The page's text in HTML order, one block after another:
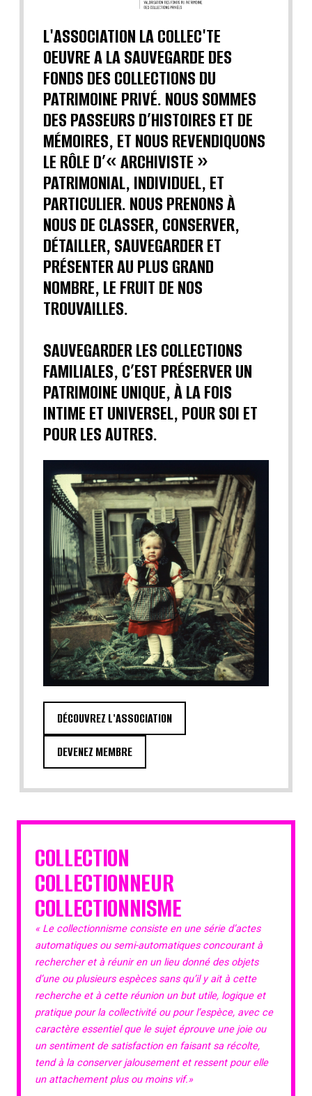
L'ASSOCIATION LA COLLEC'TE
OEUVRE A LA SAUVEGARDE DES
FONDS DES COLLECTIONS DU
PATRIMOINE PRIVÉ. NOUS SOMMES
DES PASSEURS D’HISTOIRES ET DE
MÉMOIRES, ET NOUS REVENDIQUONS
LE RÔLE D’« ARCHIVISTE »
PATRIMONIAL, INDIVIDUEL, ET
PARTICULIER. NOUS PRENONS À
NOUS DE CLASSER, CONSERVER,
DÉTAILLER, SAUVEGARDER ET
PRÉSENTER AU PLUS GRAND
NOMBRE, LE FRUIT DE NOS
TROUVAILLES.
SAUVEGARDER LES COLLECTIONS
FAMILIALES, C’EST PRÉSERVER UN
PATRIMOINE UNIQUE, À LA FOIS
INTIME ET UNIVERSEL, POUR SOI ET
POUR LES AUTRES.
DÉCOUVREZ L'ASSOCIATION
DEVENEZ MEMBRE
COLLECTION
COLLECTIONNEUR
COLLECTIONNISME
« Le collectionnisme consiste en une série d’actes
automatiques ou semi-automatiques concourant à
rechercher et à réunir en un lieu donné des objets
d’une ou plusieurs espèces sans qu’il y ait à cette
recherche et à cette réunion un but utile, logique et
pratique pour la collectivité ou pour l’espèce, avec ce
caractère essentiel que le sujet éprouve une joie ou
un sentiment de satisfaction en faisant sa récolte,
tend à la conserver jalousement et ressent pour elle
un attachement plus ou moins vif.»